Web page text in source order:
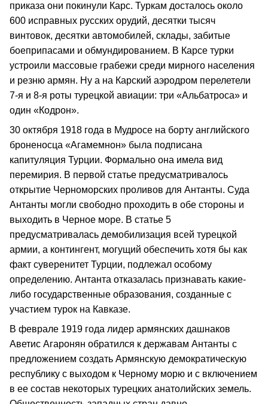
приказа они покинули Карс. Туркам досталось около
600 исправных русских орудий, десятки тысяч
винтовок, десятки автомобилей, склады, забитые
боеприпасами и обмундированием. В Карсе турки
устроили массовые грабежи среди мирного населения
и резню армян. Ну а на Карский аэродром перелетели
7-я и 8-я роты турецкой авиации: три «Альбатроса» и
один «Кодрон».
30 октября 1918 года в Мудросе на борту английского
броненосца «Агамемнон» была подписана
капитуляция Турции. Формально она имела вид
перемирия. В первой статье предусматривалось
открытие Черноморских проливов для Антанты. Суда
Антанты могли свободно проходить в обе стороны и
выходить в Черное море. В статье 5
предусматривалась демобилизация всей турецкой
армии, а контингент, могущий обеспечить хотя бы как
факт суверенитет Турции, подлежал особому
определению. Антанта отказалась признавать какие-
либо государственные образования, созданные с
участием турок на Кавказе.
В феврале 1919 года лидер армянских дашнаков
Аветис Агаронян обратился к державам Антанты с
предложением создать Армянскую демократическую
республику с выходом к Черному морю и с включением
в ее состав некоторых турецких анатолийских земель.